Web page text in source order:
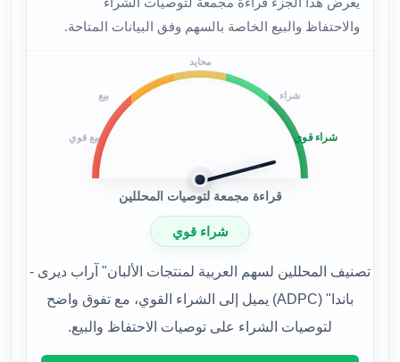
والاحتفاظ والبيع الخاصة بالسهم وفق البيانات المتاحة.
بيع قوي
بيع
محايد
شراء
شراء قوي
قراءة مجمعة لتوصيات المحللين
شراء قوي
تصنيف المحللين لسهم العربية لمنتجات الألبان" آراب ديرى -
باندا" (ADPC) يميل إلى الشراء القوي، مع تفوق واضح
لتوصيات الشراء على توصيات الاحتفاظ والبيع.